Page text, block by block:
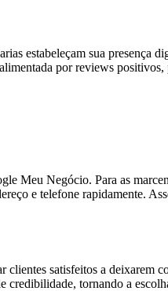
estabeleçam sua presença
por reviews
Meu Negócio. Para as
e telefone rapidamente.
satisfeitos a deixarem
tornando a